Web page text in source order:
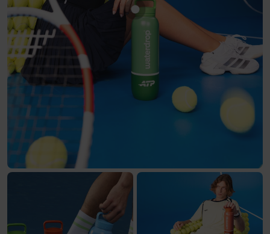
Toon product All-Purpose